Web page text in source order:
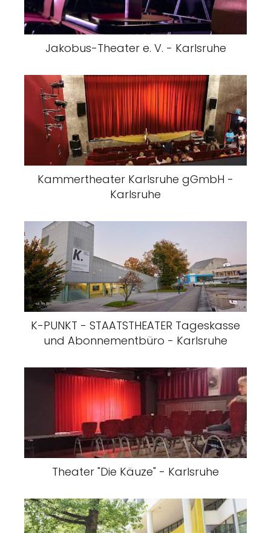
Jakobus-Theater e. V. - Karlsruhe
Kammertheater Karlsruhe gGmbH -
Karlsruhe
K-PUNKT - STAATSTHEATER Tageskasse
und Abonnementbüro - Karlsruhe
Theater "Die Käuze" - Karlsruhe